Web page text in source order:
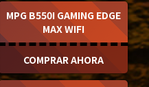
MPG B550I GAMING EDGE
MAX WIFI
COMPRAR AHORA